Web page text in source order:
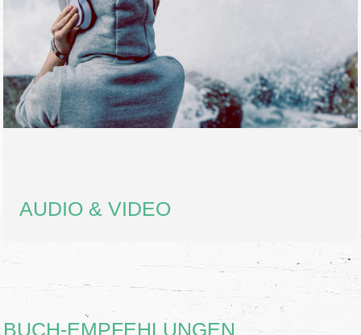
AUDIO & VIDEO
BUCH-EMPFEHLUNGEN